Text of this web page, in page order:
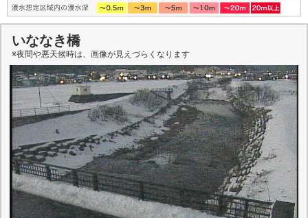
いななき橋
※夜間や悪天候時は、 画像が見えづらくなります